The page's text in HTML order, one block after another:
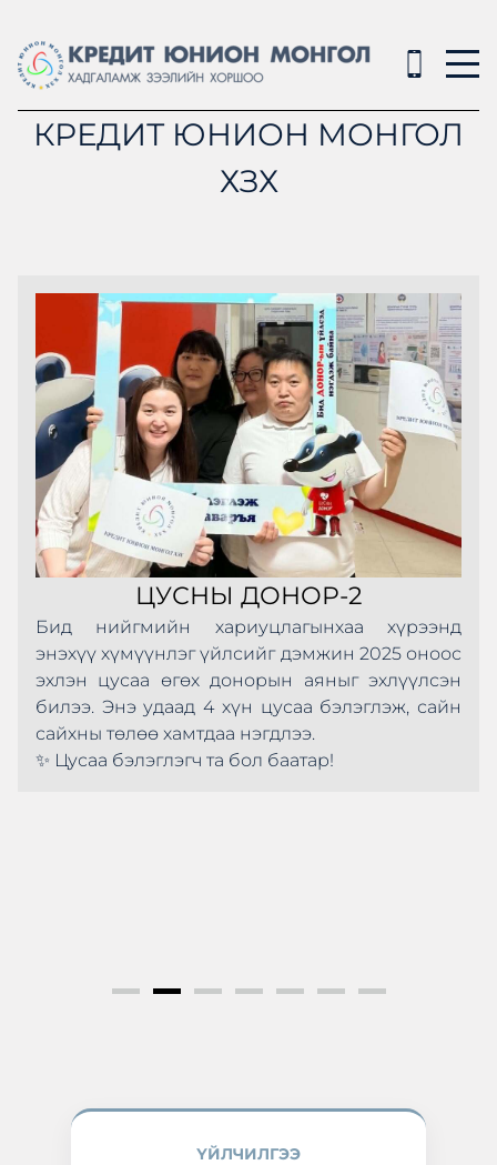
КРЕДИТ ЮНИОН МОНГОЛ
ХЗХ
ЦУСНЫ ДОНОР-2
Бид нийгмийн хариуцлагынхаа хүрээнд
энэхүү хүмүүнлэг үйлсийг дэмжин 2025 оноос
эхлэн цусаа өгөх донорын аяныг эхлүүлсэн
билээ. Энэ удаад 4 хүн цусаа бэлэглэж, сайн
сайхны төлөө хамтдаа нэгдлээ.
✨ Цусаа бэлэглэгч та бол баатар!
ҮЙЛЧИЛГЭЭ